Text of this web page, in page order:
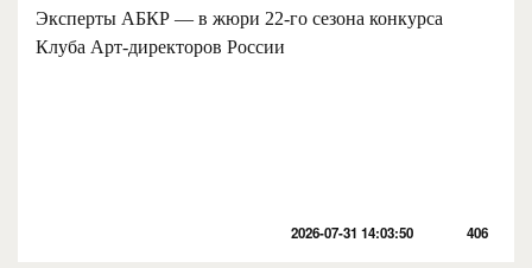
Эксперты АБКР — в жюри 22-го сезона конкурса
Клуба Арт-директоров России
2026-07-31 14:03:50 406